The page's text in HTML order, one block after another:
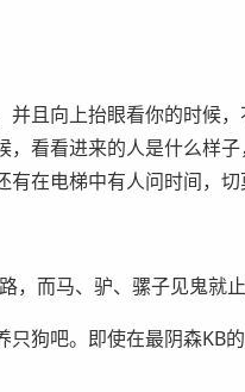
且向上抬眼看你的时候
看看进来的人是什么样
在电梯中有人问时间，切
，而马、驴、骡子见鬼就止
狗吧。即使在最阴森KB